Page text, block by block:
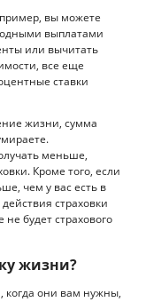
вы можете
выплатами
или вычитать
все еще
ставки
жизни, сумма
меньше,
Кроме того, если
чем у вас есть в
страховки
будет страхового
жизни?
когда они вам нужны,